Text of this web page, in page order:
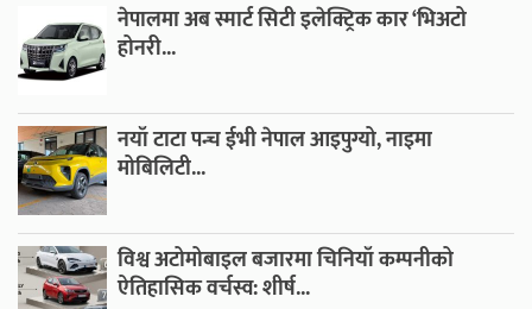
नेपालमा अब स्मार्ट सिटी इलेक्ट्रिक कार ‘भिअटो
होनरी...
नयाँ टाटा पन्च ईभी नेपाल आइपुग्यो, नाइमा
मोबिलिटी...
विश्व अटोमोबाइल बजारमा चिनियाँ कम्पनीको
ऐतिहासिक वर्चस्व: शीर्ष...